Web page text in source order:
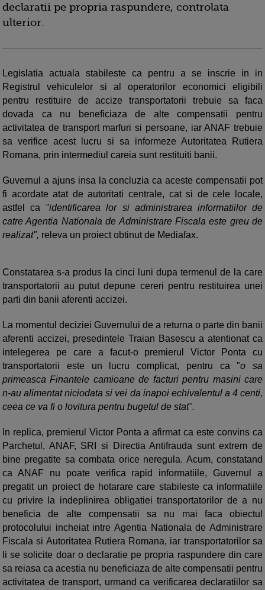
declaratii pe propria raspundere, controlata
ulterior.
Legislatia actuala stabileste ca pentru a se inscrie in in
Registrul vehiculelor si al operatorilor economici eligibili
pentru restituire de accize transportatorii trebuie sa faca
dovada ca nu beneficiaza de alte compensatii pentru
activitatea de transport marfuri si persoane, iar ANAF trebuie
sa verifice acest lucru si sa informeze Autoritatea Rutiera
Romana, prin intermediul careia sunt restituiti banii.
Guvernul a ajuns insa la concluzia ca aceste compensatii pot
fi acordate atat de autoritati centrale, cat si de cele locale,
astfel ca "identificarea lor si administrarea informatiilor de
catre Agentia Nationala de Administrare Fiscala este greu de
realizat", releva un proiect obtinut de Mediafax.
Constatarea s-a produs la cinci luni dupa termenul de la care
transportatorii au putut depune cereri pentru restituirea unei
parti din banii aferenti accizei.
La momentul deciziei Guvernului de a returna o parte din banii
aferenti accizei, presedintele Traian Basescu a atentionat ca
intelegerea pe care a facut-o premierul Victor Ponta cu
transportatorii este un lucru complicat, pentru ca "o sa
primeasca Finantele camioane de facturi pentru masini care
n-au alimentat niciodata si vei da inapoi echivalentul a 4 centi,
ceea ce va fi o lovitura pentru bugetul de stat".
In replica, premierul Victor Ponta a afirmat ca este convins ca
Parchetul, ANAF, SRI si Directia Antifrauda sunt extrem de
bine pregatite sa combata orice neregula. Acum, constatand
ca ANAF nu poate verifica rapid informatiile, Guvernul a
pregatit un proiect de hotarare care stabileste ca informatiile
cu privire la indeplinirea obligatiei transportatorilor de a nu
beneficia de alte compensatii sa nu mai faca obiectul
protocolului incheiat intre Agentia Nationala de Administrare
Fiscala si Autoritatea Rutiera Romana, iar transportatorilor sa
li se solicite doar o declaratie pe propria raspundere din care
sa reiasa ca acestia nu beneficiaza de alte compensatii pentru
activitatea de transport, urmand ca verificarea declaratiilor sa